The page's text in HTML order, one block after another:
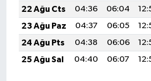
22 Ağu Cts
04:36 06:04
23 Ağu Paz
04:37 06:05
24 Ağu Pts
04:38 06:06
25 Ağu Sal
04:40 06:07